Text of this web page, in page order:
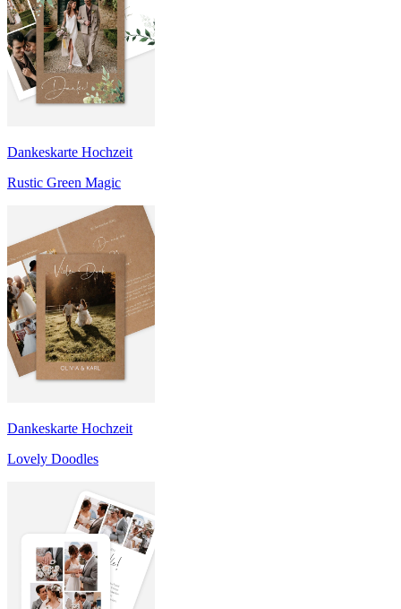
Dankeskarte Hochzeit
Rustic Green Magic
Dankeskarte Hochzeit
Lovely Doodles